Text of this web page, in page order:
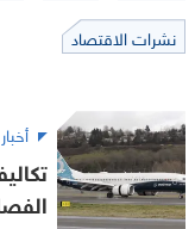
نشرات الاقتصاد